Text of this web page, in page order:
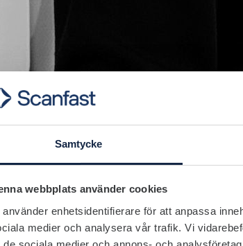
Samtycke
webbplats använder cookies
använder enhetsidentifierare för att anpassa
medier och analysera vår trafik. Vi